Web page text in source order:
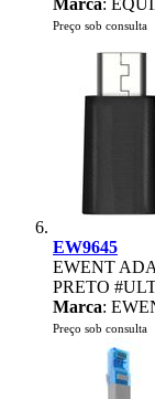
Marca:
Preço sob consulta
EW9645
EWENT
PRETO
Marca:
Preço sob consulta